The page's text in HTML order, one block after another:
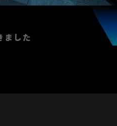
ました